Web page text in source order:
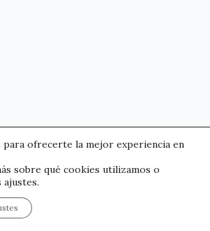
legales
ofrecerte la mejor experiencia en
sobre qué cookies utilizamos o
ajustes.